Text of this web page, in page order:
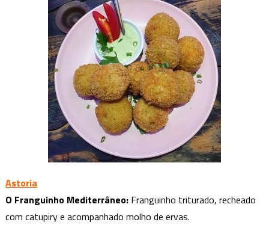
Astoria
O Franguinho Mediterrâneo:Franguinho triturado, recheado
com catupiry e acompanhado molho de ervas.